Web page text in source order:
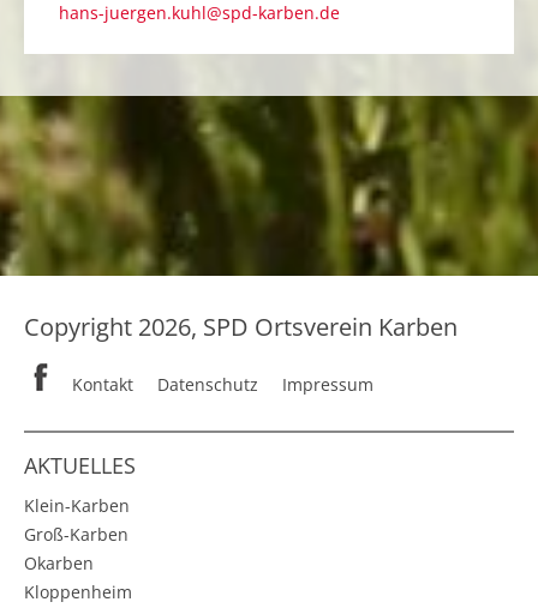
hans-juergen.kuhl@spd-karben.de
Copyright 2026, SPD Ortsverein Karben
Kontakt Datenschutz Impressum
AKTUELLES
Klein-Karben
Groß-Karben
Okarben
Kloppenheim